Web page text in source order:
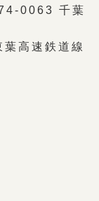
0063 千葉
高速鉄道線